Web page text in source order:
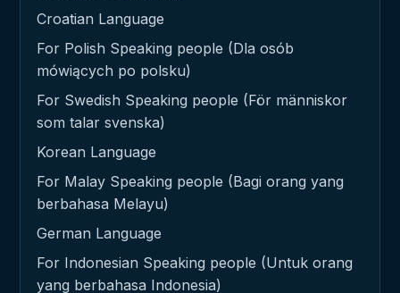
Croatian Language
For Polish Speaking people (Dla osób
mówiących po polsku)
For Swedish Speaking people (För människor
som talar svenska)
Korean Language
For Malay Speaking people (Bagi orang yang
berbahasa Melayu)
German Language
For Indonesian Speaking people (Untuk orang
yang berbahasa Indonesia)